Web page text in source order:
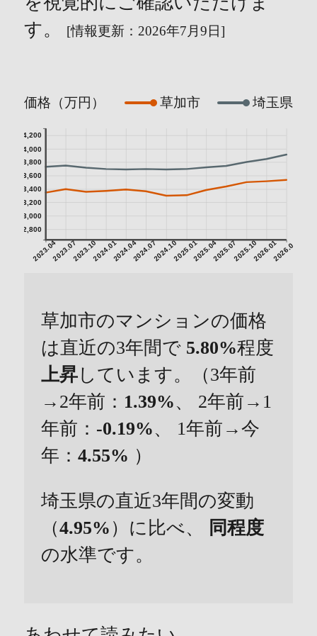
す。
[情報更新：2026年7月9日]
価格（万円） 草加市 埼玉県
2023.042023.072023.102024.012024.042024.072024.102025.012025.042025.072025.102026.012026.04
2,800
3,000
3,200
3,400
3,600
3,800
4,000
4,200
草加市のマンションの価格
は直近の3年間で 5.80%程度
上昇しています。（3年前
→2年前： 1.39%、 2年前→1
年前： -0.19%、 1年前→今
年： 4.55% ）
埼玉県の直近3年間の変動
（4.95% ）に比べ、
同程度
の水準です。